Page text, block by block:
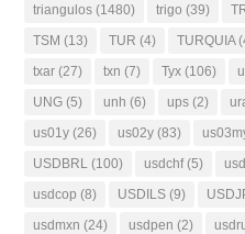
triangulos (1480) trigo (39)
TSM (13) TUR (4) TURQUIA
txar (27) txn (7) Tyx (106)
UNG (5) unh (6) ups (2)
us01y (26) us02y (83)
USDBRL (100) usdchf(5)
usdcop (8) USDILS (9)
usdmxn (24) usdpen (2)